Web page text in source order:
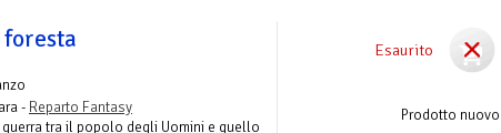
Esaurito
Prodotto nuovo
- Reparto Fantasy
tra il popolo degli Uomini e quello